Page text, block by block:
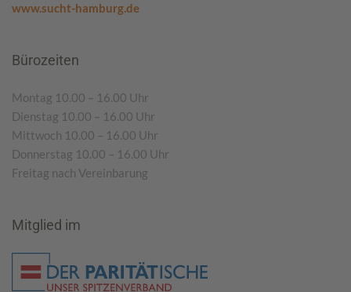
www.sucht-hamburg.de
Bürozeiten
Montag 10.00 – 16.00 Uhr
Dienstag 10.00 – 16.00 Uhr
Mittwoch 10.00 – 16.00 Uhr
Donnerstag 10.00 – 16.00 Uhr
Freitag nach Vereinbarung
Mitglied im